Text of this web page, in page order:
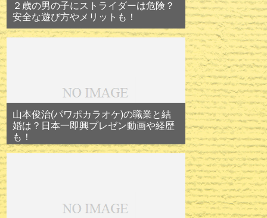
２歳の男の子にストライダーは危険？
安全な遊び方やメリットも！
山本俊治(パワポカラオケ)の職業と結
婚は？日本一即興プレゼン動画や経歴
も！